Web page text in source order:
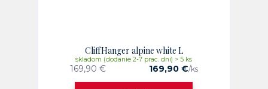
CliffHanger alpine white L
169,90 € 169,90 €/ks
skladom (dodanie 2-7 prac. dni) > 5 ks